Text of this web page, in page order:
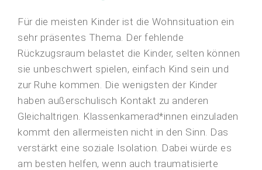
Für die meisten Kinder ist die Wohnsituation ein
sehr präsentes Thema. Der fehlende
Rückzugsraum belastet die Kinder, selten können
sie unbeschwert spielen, einfach Kind sein und
zur Ruhe kommen. Die wenigsten der Kinder
haben außerschulisch Kontakt zu anderen
Gleichaltrigen. Klassenkamerad*innen einzuladen
kommt den allermeisten nicht in den Sinn. Das
verstärkt eine soziale Isolation. Dabei würde es
am besten helfen, wenn auch traumatisierte